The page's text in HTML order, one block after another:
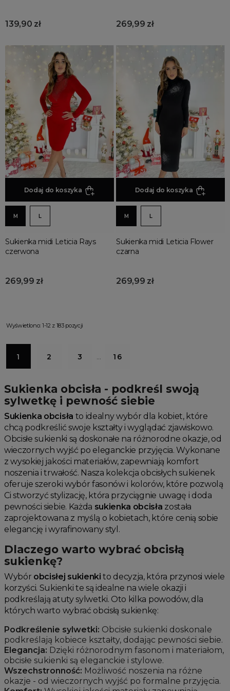
139,90 zł 269,99 zł
Dodaj do koszyka
M L
Sukienka midi Leticia Rays
czerwona
269,99 zł
Dodaj do koszyka
M L
Sukienka midi Leticia Flower
czarna
269,99 zł
Wyświetlono: 1-12 z 183 pozycji
1 2 3 … 16
Sukienka obcisła - podkreśl swoją
sylwetkę i pewność siebie
Sukienka obcisła to idealny wybór dla kobiet, które
chcą podkreślić swoje kształty i wyglądać zjawiskowo.
Obcisłe sukienki są doskonałe na różnorodne okazje, od
wieczornych wyjść po eleganckie przyjęcia. Wykonane
z wysokiej jakości materiałów, zapewniają komfort
noszenia i trwałość. Nasza kolekcja obcisłych sukienek
oferuje szeroki wybór fasonów i kolorów, które pozwolą
Ci stworzyć stylizację, która przyciągnie uwagę i doda
pewności siebie. Każda sukienka obcisła została
zaprojektowana z myślą o kobietach, które cenią sobie
elegancję i wyrafinowany styl.
Dlaczego warto wybrać obcisłą
sukienkę?
Wybór obcisłej sukienki to decyzja, która przynosi wiele
korzyści. Sukienki te są idealne na wiele okazji i
podkreślają atuty sylwetki. Oto kilka powodów, dla
których warto wybrać obcisłą sukienkę:
Podkreślenie sylwetki: Obcisłe sukienki doskonale
podkreślają kobiece kształty, dodając pewności siebie.
Elegancja: Dzięki różnorodnym fasonom i materiałom,
obcisłe sukienki są eleganckie i stylowe.
Wszechstronność: Możliwość noszenia na różne
okazje - od wieczornych wyjść po formalne przyjęcia.